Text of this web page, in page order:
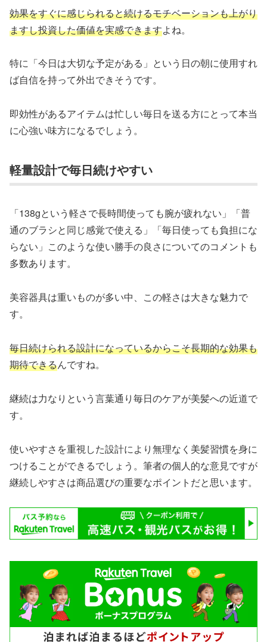
効果をすぐに感じられると続けるモチベーションも上がり
ますし投資した価値を実感できますよね。
特に「今日は大切な予定がある」という日の朝に使用すれ
ば自信を持って外出できそうです。
即効性があるアイテムは忙しい毎日を送る方にとって本当
に心強い味方になるでしょう。
軽量設計で毎日続けやすい
「138gという軽さで長時間使っても腕が疲れない」「普
通のブラシと同じ感覚で使える」「毎日使っても負担にな
らない」このような使い勝手の良さについてのコメントも
多数あります。
美容器具は重いものが多い中、この軽さは大きな魅力で
す。
毎日続けられる設計になっているからこそ長期的な効果も
期待できるんですね。
継続は力なりという言葉通り毎日のケアが美髪への近道で
す。
使いやすさを重視した設計により無理なく美髪習慣を身に
つけることができるでしょう。筆者の個人的な意見ですが
継続しやすさは商品選びの重要なポイントだと思います。